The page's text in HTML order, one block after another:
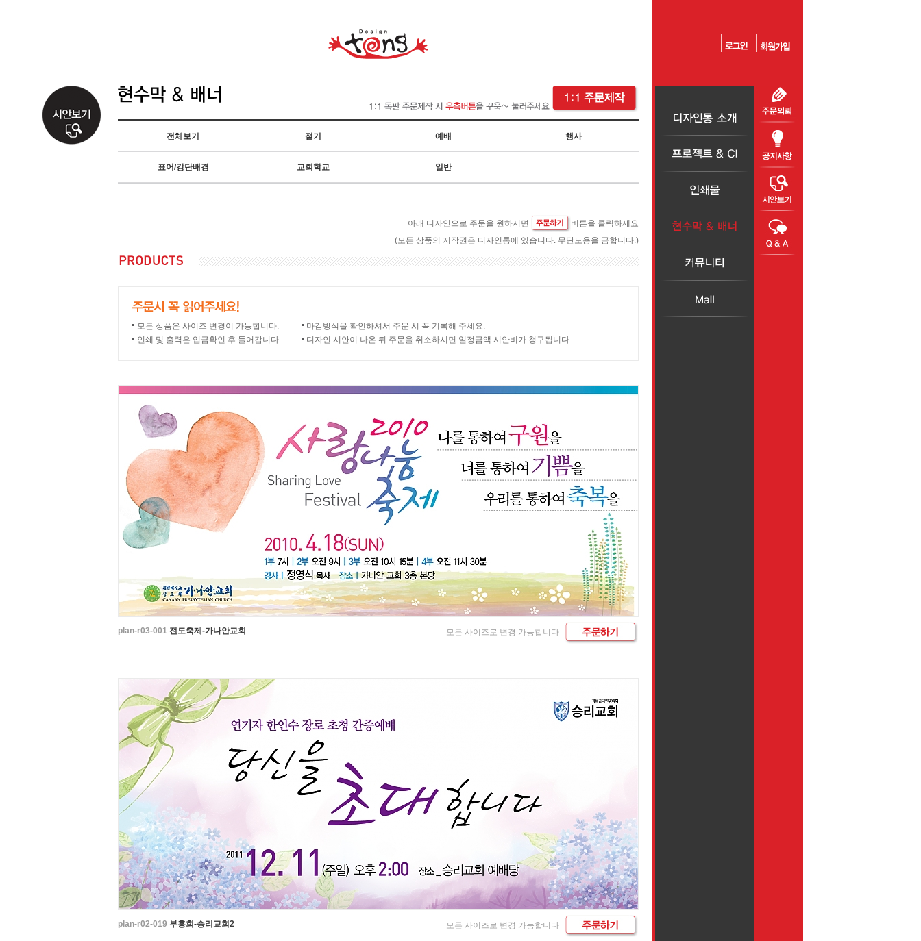
전체보기 절기 예배 행사
표어/강단배경 교회학교 일반
아래 디자인으로 주문을 원하시면
버튼을 클릭하세요
(모든 상품의 저작권은 디자인통에 있습니다. 무단도용을 금합니다.)
모든 상품은 사이즈 변경이 가능합니다.
마감방식을 확인하셔서 주문 시 꼭 기록해 주세요.
인쇄 및 출력은 입금확인 후 들어갑니다.
디자인 시안이 나온 뒤 주문을 취소하시면 일정금액 시안비가 청구됩니다.
plan-r03-001 전도축제-가나안교회 모든 사이즈로 변경 가능합니다
plan-r02-019 부흥회-승리교회2 모든 사이즈로 변경 가능합니다